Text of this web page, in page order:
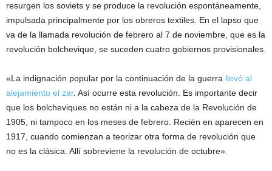
resurgen los soviets y se produce la revolución espontáneamente,
impulsada principalmente por los obreros textiles. En el lapso que
va de la llamada revolución de febrero al 7 de noviembre, que es la
revolución bolchevique, se suceden cuatro gobiernos provisionales.
«La indignación popular por la continuación de la guerra llevó al
alejamiento el zar. Así ocurre esta revolución. Es importante decir
que los bolcheviques no están ni a la cabeza de la Revolución de
1905, ni tampoco en los meses de febrero. Recién en aparecen en
1917, cuando comienzan a teorizar otra forma de revolución que
no es la clásica. Allí sobreviene la revolución de octubre».